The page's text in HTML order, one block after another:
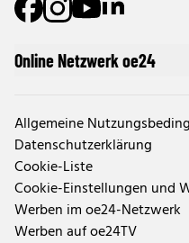
Online Netzwerk oe24
Allgemeine
Datenschutzerklärung
Cookie-Liste
Cookie-Einstellungen und
Werben im oe24-Netzwerk
Werben auf oe24TV